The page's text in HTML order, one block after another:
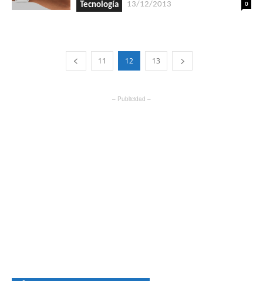
Tecnología 13/12/2013 0
11 12 13
– Publicidad –